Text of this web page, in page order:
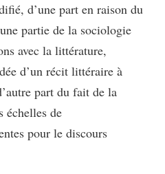
d’une part en raison du
partie de la sociologie
avec la littérature,
d’un récit littéraire à
part du fait de la
échelles de
pour le discours